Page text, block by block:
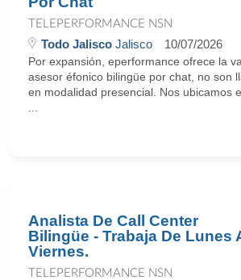
TELEPERFORMANCE NSN
Todo Jalisco Jalisco 10/07/2026
Por expansión, eperformance ofrece la
asesor éfonico bilingüe por chat, no son
en modalidad presencial. Nos ubicamos
Analista De Call Center
Bilingüe - Trabaja De Lunes
Viernes.
TELEPERFORMANCE NSN